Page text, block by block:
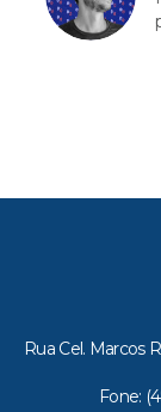
Rua Cel. Marcos
Fone: